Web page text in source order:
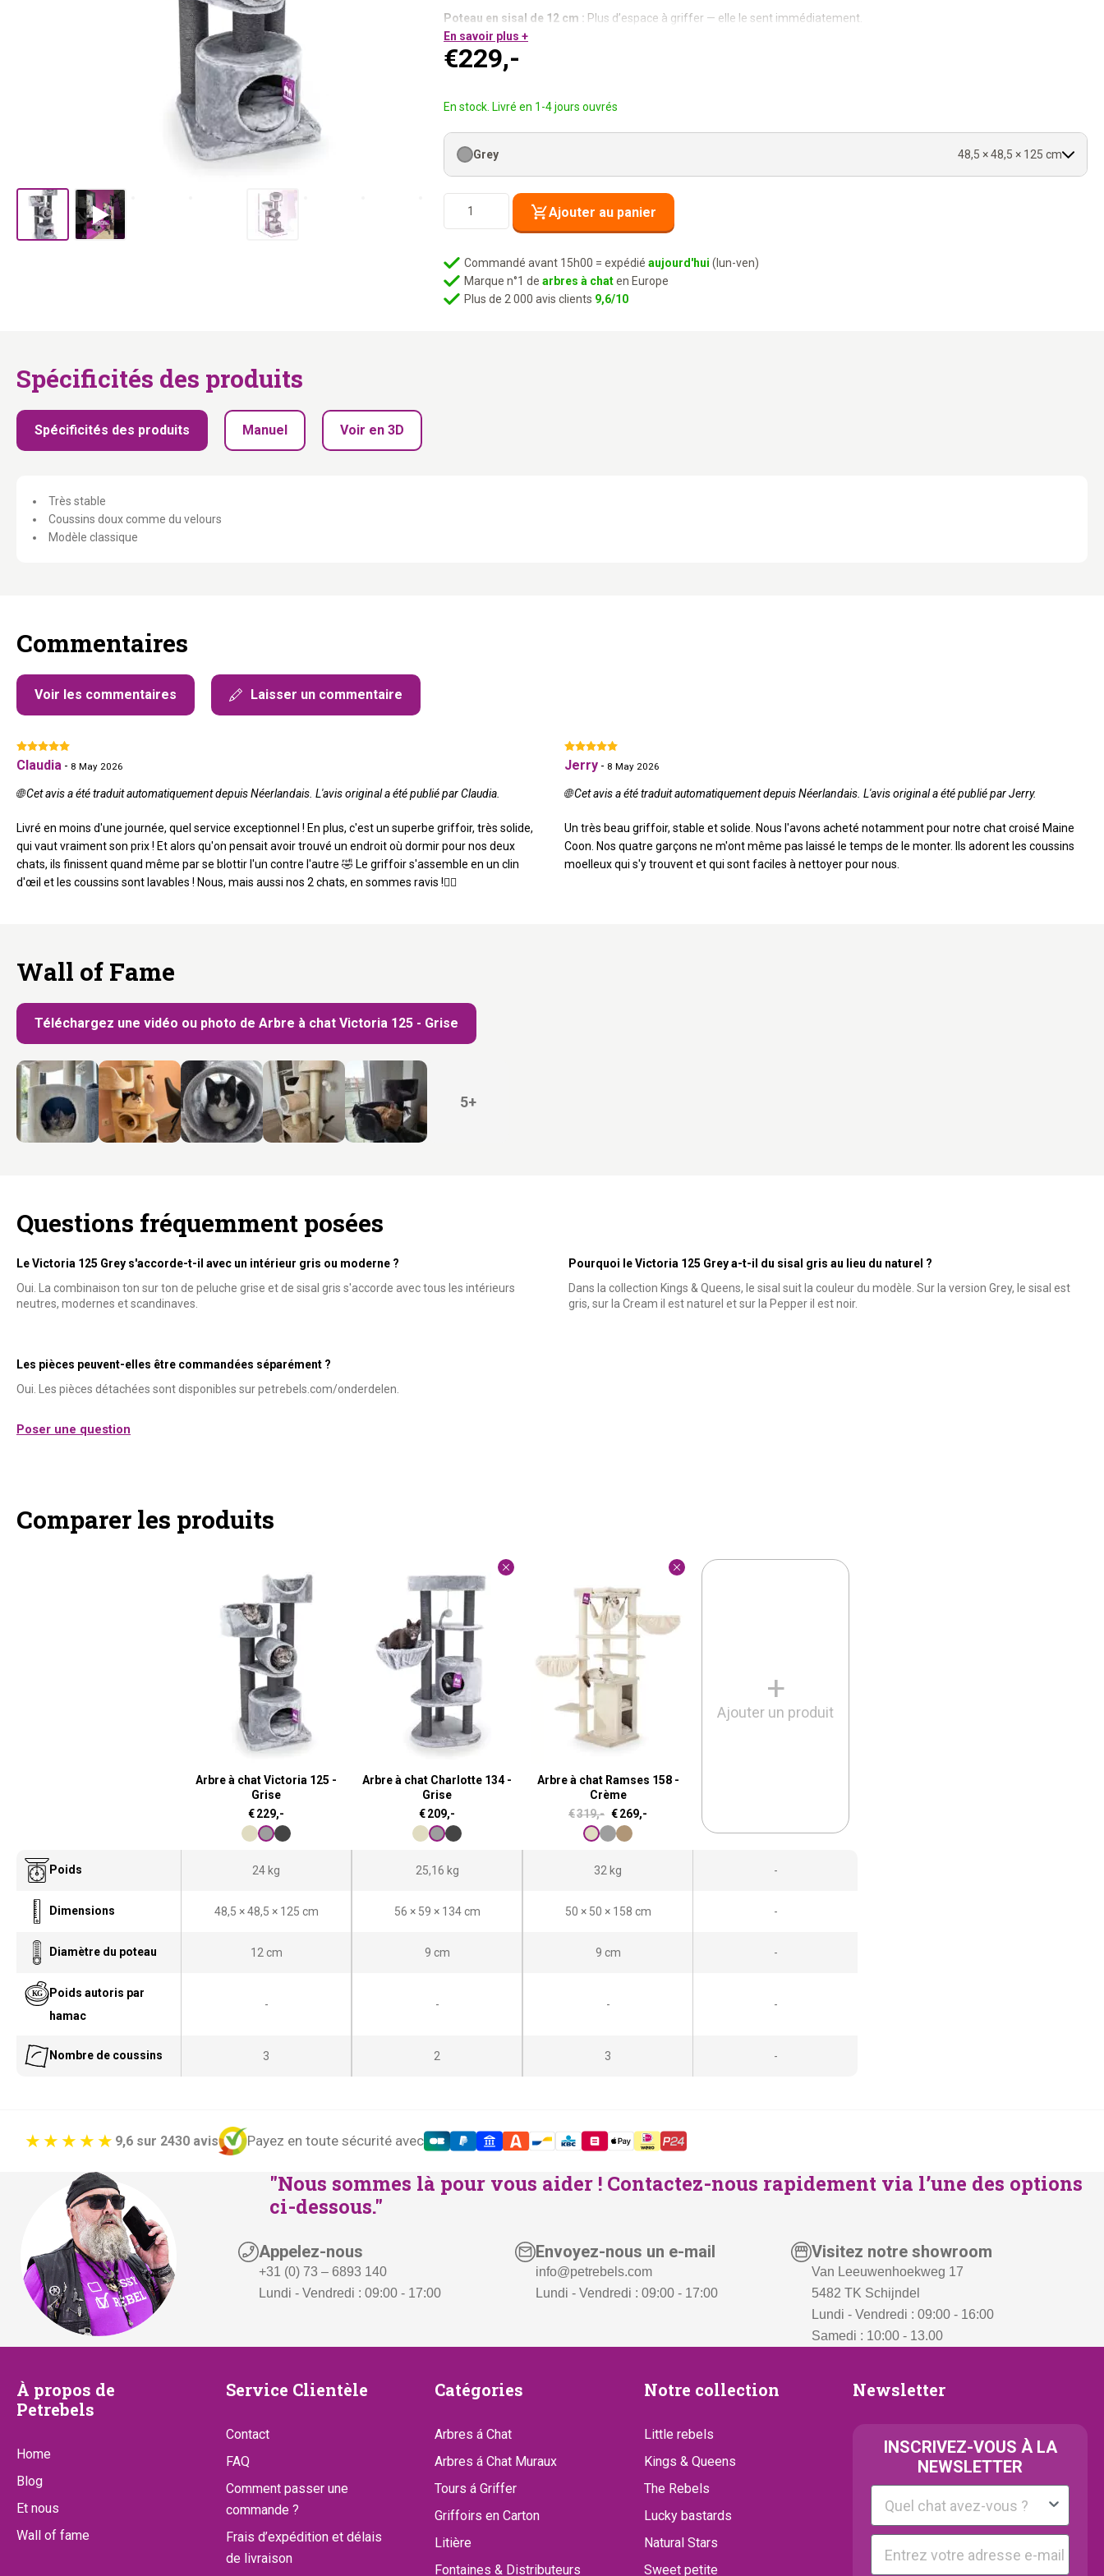
Poteau en sisal de 12 cm : Plus d’espace à griffer — elle le sent immédiatement.
Niche intégrée :
Tunnel de jeu :
Jouet inclus :
En savoir plus +
€229,-
En stock. Livré en 1-4 jours ouvrés
Grey 48,5 × 48,5 × 125 cm
chat
Victoria
Ajouter au panier
Commandé avant 15h00 = expédié aujourd'hui (lun-ven)
Marque n°1 de arbres à chaten Europe
Plus de 2 000 avis clients 9,6/10
Spécificités des produits
Spécificités des produits Manuel Voir en 3D
Très stable
Coussins doux comme du velours
Modèle classique
Commentaires
Voir les commentaires Laisser un commentaire
Claudia - 8 May 2026
🌐 Cet avis a été traduit automatiquement depuis Néerlandais. L'avis original a été publié par Claudia.
Livré en moins d'une journée, quel service exceptionnel ! En plus, c'est un superbe griffoir, très solide,
qui vaut vraiment son prix ! Et alors qu'on pensait avoir trouvé un endroit où dormir pour nos deux
chats, ils finissent quand même par se blottir l'un contre l'autre 🤣 Le griffoir s'assemble en un clin
d'œil et les coussins sont lavables ! Nous, mais aussi nos 2 chats, en sommes ravis !👍🏽
Jerry - 8 May 2026
🌐 Cet avis a été traduit automatiquement depuis Néerlandais. L'avis original a été publié par Jerry.
Un très beau griffoir, stable et solide. Nous l'avons acheté notamment pour notre chat croisé Maine
Coon. Nos quatre garçons ne m'ont même pas laissé le temps de le monter. Ils adorent les coussins
moelleux qui s'y trouvent et qui sont faciles à nettoyer pour nous.
Wall of Fame
Téléchargez une vidéo ou photo de Arbre à chat Victoria 125 - Grise
5+
Questions fréquemment posées
Le Victoria 125 Grey s'accorde-t-il avec un intérieur gris ou moderne ?
Oui. La combinaison ton sur ton de peluche grise et de sisal gris s'accorde avec tous les intérieurs
neutres, modernes et scandinaves.
Pourquoi le Victoria 125 Grey a-t-il du sisal gris au lieu du naturel ?
Dans la collection Kings & Queens, le sisal suit la couleur du modèle. Sur la version Grey, le sisal est
gris, sur la Cream il est naturel et sur la Pepper il est noir.
Les pièces peuvent-elles être commandées séparément ?
Oui. Les pièces détachées sont disponibles sur petrebels.com/onderdelen.
Poser une question
Comparer les produits
Arbre à chat Victoria 125 -
Grise
€229,-
Arbre à chat Charlotte 134 -
Grise
€209,-
Arbre à chat Ramses 158 -
Crème
€319,- L
e
i
t
i
:
€
3
€269,-
t
:
6
9
,
+
Ajouter un produit
Poids 24 kg 25,16 kg 32 kg -
Dimensions 48,5 × 48,5 × 125 cm 56 × 59 × 134 cm 50 × 50 × 158 cm -
Diamètre du poteau 12 cm 9 cm 9 cm -
Poids autoris par
hamac
- - - -
Nombre de coussins 3 2 3 -
Payez en toute sécurité avec
9,6 sur 2430 avis
"Nous sommes là pour vous aider ! Contactez-nous rapidement via l’une des options
ci-dessous."
Appelez-nous
+31 (0) 73 – 6893 140
Lundi - Vendredi : 09:00 - 17:00
Envoyez-nous un e-mail
info@petrebels.com
Lundi - Vendredi : 09:00 - 17:00
Visitez notre showroom
Van Leeuwenhoekweg 17
5482 TK Schijndel
Lundi - Vendredi : 09:00 - 16:00
Samedi : 10:00 - 13.00
À
propos
de
Petrebels
À propos de
Petrebels
Home
Blog
Et nous
Wall of fame
Service
Clientèle
Service Clientèle
Contact
FAQ
Comment passer une
commande ?
Frais d’expédition et délais
de livraison
Catégories
Catégories
Arbres á Chat
Arbres á Chat Muraux
Tours á Griffer
Griffoirs en Carton
Litière
Fontaines & Distributeurs
Notre
collection
Notre collection
Little rebels
Kings & Queens
The Rebels
Lucky bastards
Natural Stars
Sweet petite
Newsletter
Newsletter
INSCRIVEZ-VOUS À LA
NEWSLETTER
Kattenras
E-mail